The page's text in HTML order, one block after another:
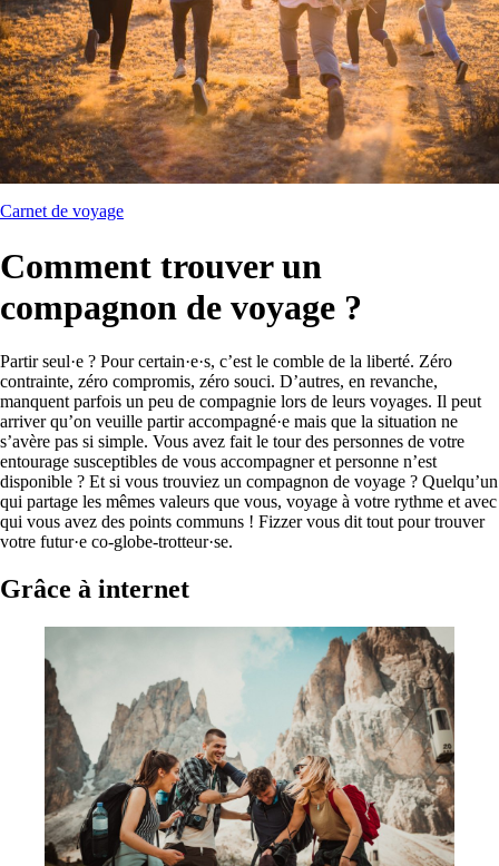
Carnet de voyage
Comment trouver un
compagnon de voyage ?
Partir seul·e ? Pour certain·e·s, c’est le comble de la liberté. Zéro
contrainte, zéro compromis, zéro souci. D’autres, en revanche,
manquent parfois un peu de compagnie lors de leurs voyages. Il peut
arriver qu’on veuille partir accompagné·e mais que la situation ne
s’avère pas si simple. Vous avez fait le tour des personnes de votre
entourage susceptibles de vous accompagner et personne n’est
disponible ? Et si vous trouviez un compagnon de voyage ? Quelqu’un
qui partage les mêmes valeurs que vous, voyage à votre rythme et avec
qui vous avez des points communs ! Fizzer vous dit tout pour trouver
votre futur·e co-globe-trotteur·se.
Grâce à internet